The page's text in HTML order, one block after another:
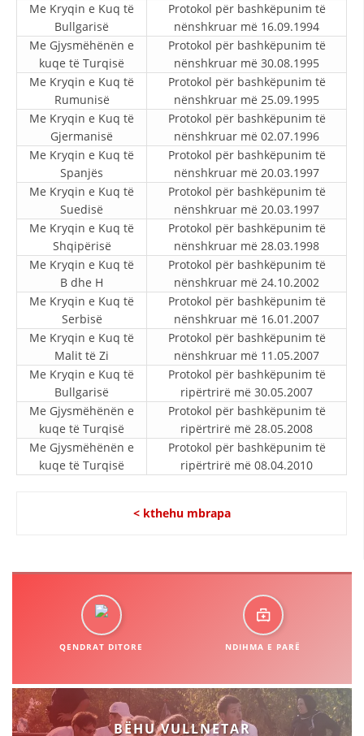
STRUKTURA E ORGANIZATËS
KONTAKT INFORMACIONE
ANËTARËSIMI NË STRUKTURAT PROFESIONALE
LIGJI I KRYQIT TË KUQ
STATUTI I KRYQIT TË KUQ
ORGANIZIMI DHE ZHVILLIMI
BORDI DREJTUES
KUVENDI
STRUKTURA DHE STRUKTURA ORGANIZATIVE
DISEMINIMI
DREJTA NDERKOMBETARE HUMANITARE
PROMOVIMI I VLERAVE HUMANE
SOCIALO-HUMANITARE
PËRGATITSHMËRI DHE VEPRIM GJATË KATASTROFAVE
STACIONIN E UJIT SHPËTIMIT – VODNO
PROJEKTE
MARRDHËNJE ME PUBLIKUN
Me Kryqin e Kuq të
Bullgarisë
Protokol për bashkëpunim të
nënshkruar më 16.09.1994
Me Gjysmëhënën e
kuqe të Turqisë
Protokol për bashkëpunim të
nënshkruar më 30.08.1995
Me Kryqin e Kuq të
Rumunisë
Protokol për bashkëpunim të
nënshkruar më 25.09.1995
Me Kryqin e Kuq të
Gjermanisë
Protokol për bashkëpunim të
nënshkruar më 02.07.1996
Me Kryqin e Kuq të
Spanjës
Protokol për bashkëpunim të
nënshkruar më 20.03.1997
Me Kryqin e Kuq të
Suedisë
Protokol për bashkëpunim të
nënshkruar më 20.03.1997
Me Kryqin e Kuq të
Shqipërisë
Protokol për bashkëpunim të
nënshkruar më 28.03.1998
Me Kryqin e Kuq të
B dhe H
Protokol për bashkëpunim të
nënshkruar më 24.10.2002
Me Kryqin e Kuq të
Serbisë
Protokol për bashkëpunim të
nënshkruar më 16.01.2007
Me Kryqin e Kuq të
Malit të Zi
Protokol për bashkëpunim të
nënshkruar më 11.05.2007
Me Kryqin e Kuq të
Bullgarisë
Protokol për bashkëpunim të
ripërtrirë më 30.05.2007
Me Gjysmëhënën e
kuqe të Turqisë
Protokol për bashkëpunim të
ripërtrirë më 28.05.2008
Me Gjysmëhënën e
kuqe të Turqisë
Protokol për bashkëpunim të
ripërtrirë më 08.04.2010
< kthehu mbrapa
QENDRAT DITORE NDIHMA E PARË
BËHU VULLNETAR